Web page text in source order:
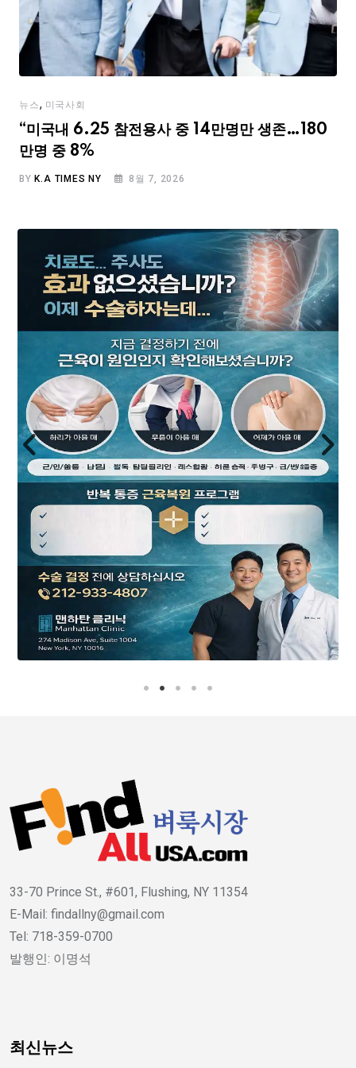
뉴스, 미국사회
“미국내 6.25 참전용사 중 14만명만 생존…180
만명 중 8%
BY K.A TIMES NY 8월 7, 2026
33-70 Prince St., #601, Flushing, NY 11354
E-Mail: findallny@gmail.com
Tel: 718-359-0700
발행인: 이명석
최신뉴스